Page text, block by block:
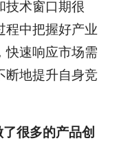
技术窗口期很
程中把握好产业
快速响应市场需
断地提升自身竞
很多的产品创